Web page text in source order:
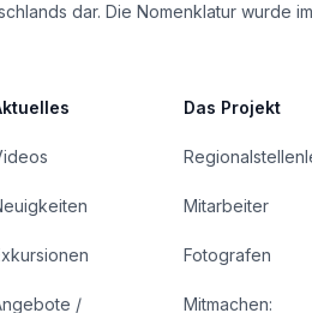
dar. Die Nomenklatur wurde im
/
Das Projekt
Mitarbeiter
Fotografen
Mitmachen: